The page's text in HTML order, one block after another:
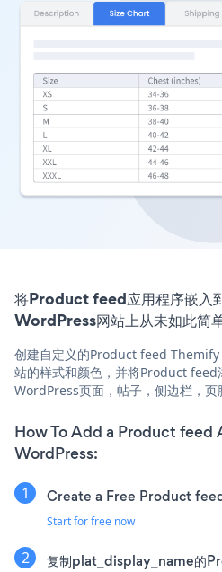
将Product feed应用程序嵌
WordPress网站上从未如此简
创建自定义的Product feed
站的样式和颜色，并将Product
WordPress页面，帖子，侧边栏，页
How To Add a Product feed
WordPress:
Create a Free Product
Start for free now
复制plat_display_name的